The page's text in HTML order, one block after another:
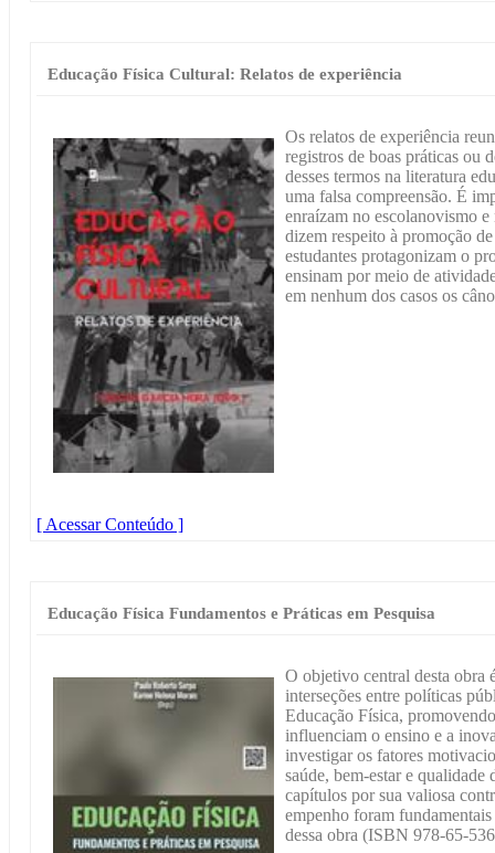
Educação Física Cultural: Relatos de experiência
Os relatos de experiência
registros de boas práticas ou
desses termos na literatura
uma falsa compreensão. É
enraízam no escolanovismo
dizem respeito à promoção
estudantes protagonizam o
ensinam por meio de
em nenhum dos casos os
[ Acessar Conteúdo ]
Educação Física Fundamentos e Práticas em Pesquisa
O objetivo central desta obra
interseções entre políticas
Educação Física,
influenciam o ensino e a
investigar os fatores
saúde, bem-estar e qualidade
capítulos por sua valiosa
empenho foram
dessa obra (ISBN 978-65-